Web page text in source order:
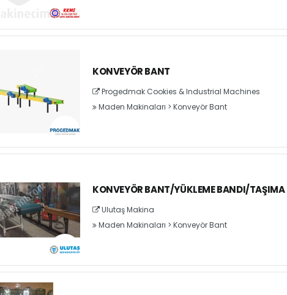
KONVEYÖR BANT
Progedmak Cookies & Industrial Machines
Maden Makinaları > Konveyör Bant
KONVEYÖR BANT/YÜKLEME BANDI/
Ulutaş Makina
Maden Makinaları > Konveyör Bant